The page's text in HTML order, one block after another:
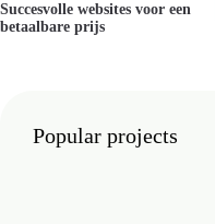
Succesvolle websites voor een
betaalbare prijs
Popular projects